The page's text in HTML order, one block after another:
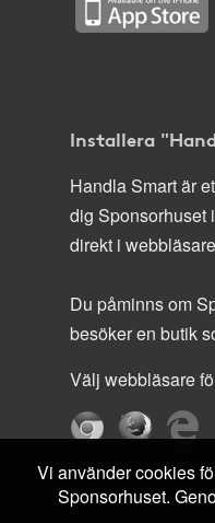
Installera
Handla Smart är
dig Sponsorhuset
direkt i
Du påminns om
besöker en butik
Välj webbläsare
Vi använder cookies
Sponsorhuset.